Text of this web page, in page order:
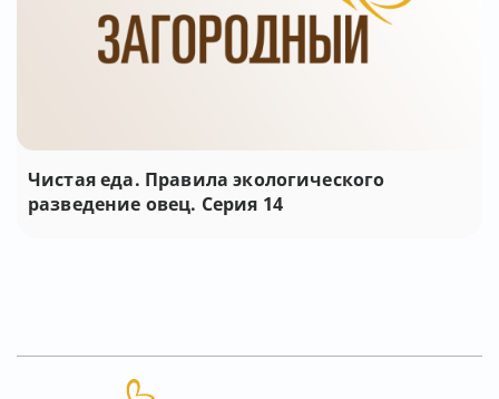
Чистая еда. Правила экологического
разведение овец. Серия 14